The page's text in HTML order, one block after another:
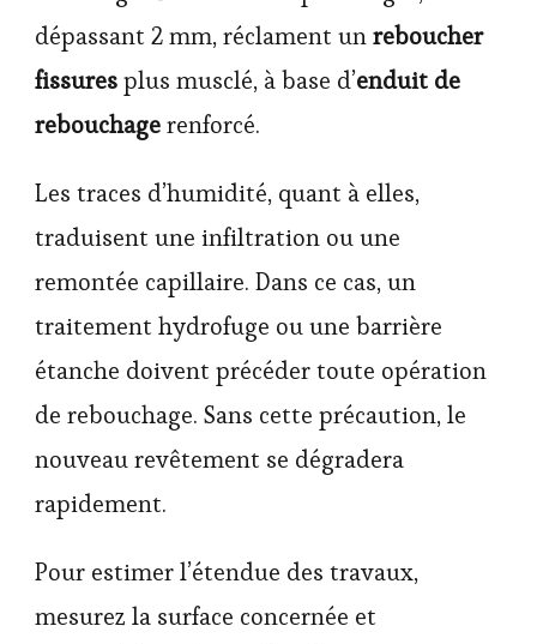
dépassant 2 mm, réclament unreboucher
fissuresplus musclé, à base d’enduit de
rebouchagerenforcé.
Les traces d’humidité, quant à elles,
traduisent une infiltration ou une
remontée capillaire. Dans ce cas, un
traitement hydrofuge ou une barrière
étanche doivent précéder toute opération
de rebouchage. Sans cette précaution, le
nouveau revêtement se dégradera
rapidement.
Pour estimer l’étendue des travaux,
mesurez la surface concernée et